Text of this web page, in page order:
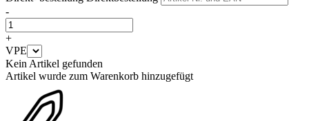
-
+
VPE
Kein Artikel gefunden
Artikel wurde zum Warenkorb hinzugefügt